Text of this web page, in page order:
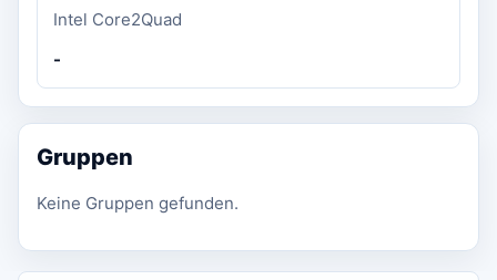
Intel Core2Quad
-
Gruppen
Keine Gruppen gefunden.